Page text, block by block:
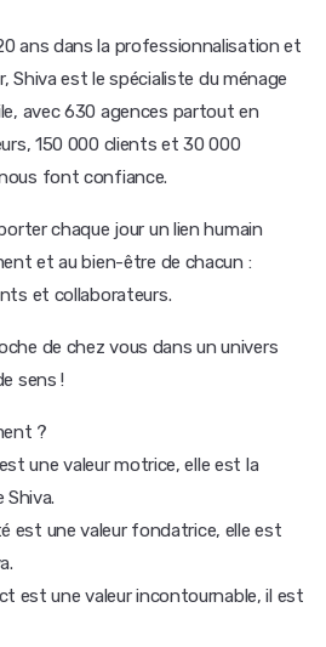
ans dans la professionnalisation et
Shiva est le spécialiste du ménage
avec 630 agences partout en
150 000 clients et 30 000
font confiance.
chaque jour un lien humain
et au bien-être de chacun :
et collaborateurs.
de chez vous dans un univers
sens !
?
une valeur motrice, elle est la
Shiva.
est une valeur fondatrice, elle est
est une valeur incontournable, il est